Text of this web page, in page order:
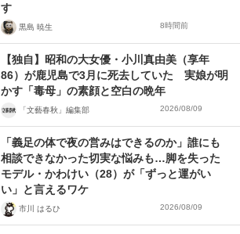
す
黒島 暁生 8時間前
【独自】昭和の大女優・小川真由美（享年
86）が鹿児島で3月に死去していた 実娘が明
かす「毒母」の素顔と空白の晩年
「文藝春秋」編集部 2026/08/09
「義足の体で夜の営みはできるのか」誰にも
相談できなかった切実な悩みも…脚を失った
モデル・かわけい（28）が「ずっと運がい
い」と言えるワケ
市川 はるひ 2026/08/09